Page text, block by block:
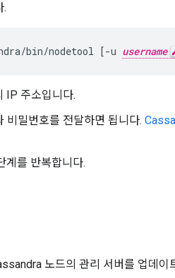
.
bin/nodetool [-u username
IP 주소입니다.
비밀번호를 전달하면 됩니다.
계를 반복합니다.
노드의 관리 서버를 업데이